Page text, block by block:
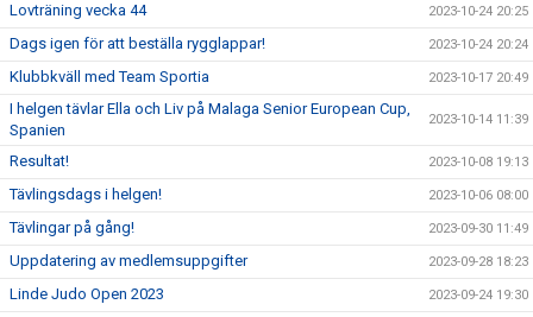
Lovträning vecka 44 2023-10-24 20:25
Dags igen för att beställa rygglappar! 2023-10-24 20:24
Klubbkväll med Team Sportia 2023-10-17 20:49
I helgen tävlar Ella och Liv på Malaga Senior European Cup,
Spanien
2023-10-14 11:39
Resultat! 2023-10-08 19:13
Tävlingsdags i helgen! 2023-10-06 08:00
Tävlingar på gång! 2023-09-30 11:49
Uppdatering av medlemsuppgifter 2023-09-28 18:23
Linde Judo Open 2023 2023-09-24 19:30